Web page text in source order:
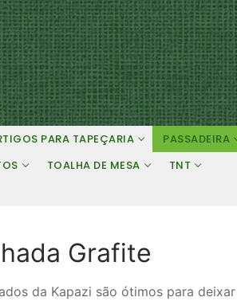
PARA TAPEÇARIA
PASSADEIRA
TOALHA DE MESA
TNT
Grafite
da Kapazi são ótimos para